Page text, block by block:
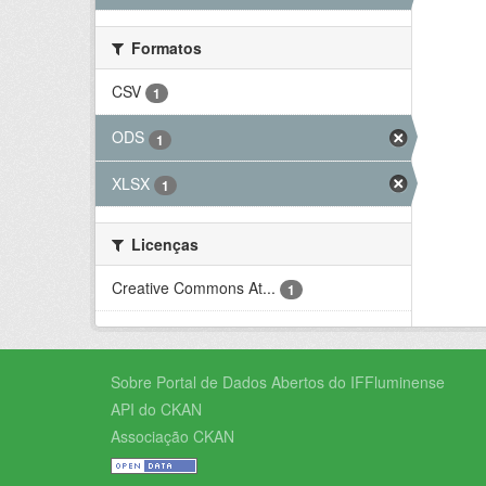
Formatos
CSV
1
ODS 1
XLSX 1
Licenças
Creative Commons At...
1
Sobre Portal de Dados Abertos do IFFluminense
API do CKAN
Associação CKAN